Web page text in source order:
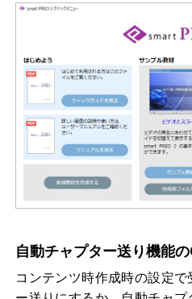
自動チャプター送り機能
コンテンツ時作成時の設定